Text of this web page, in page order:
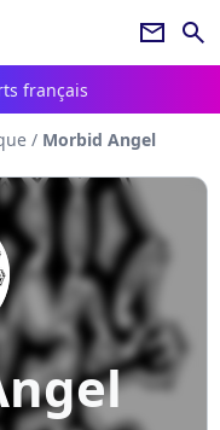
newsletter search
français
/ Morbid Angel